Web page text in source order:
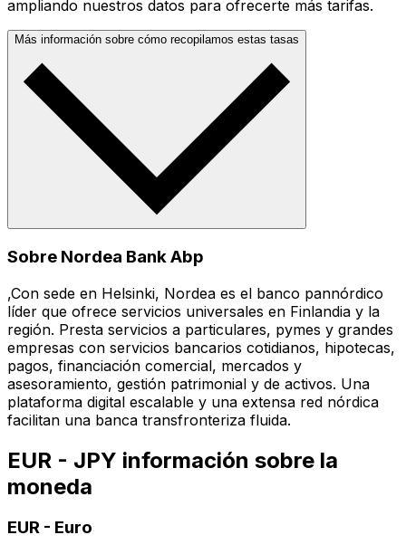
ampliando nuestros datos para ofrecerte más tarifas.
Más información sobre cómo recopilamos estas tasas
Sobre Nordea Bank Abp
,Con sede en Helsinki, Nordea es el banco pannórdico
líder que ofrece servicios universales en Finlandia y la
región. Presta servicios a particulares, pymes y grandes
empresas con servicios bancarios cotidianos, hipotecas,
pagos, financiación comercial, mercados y
asesoramiento, gestión patrimonial y de activos. Una
plataforma digital escalable y una extensa red nórdica
facilitan una banca transfronteriza fluida.
EUR - JPY información sobre la
moneda
EUR - Euro